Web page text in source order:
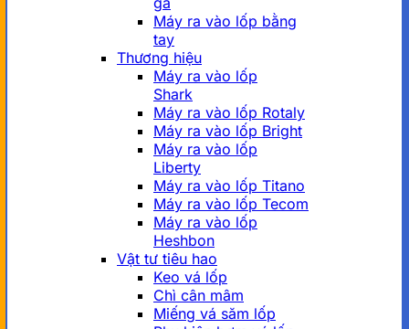
Máy ra vào lốp bằng
tay
Thương hiệu
Máy ra vào lốp
Shark
Máy ra vào lốp Rotaly
Máy ra vào lốp Bright
Máy ra vào lốp
Liberty
Máy ra vào lốp Titano
Máy ra vào lốp Tecom
Máy ra vào lốp
Heshbon
Vật tư tiêu hao
Keo vá lốp
Chì cân mâm
Miếng vá săm lốp